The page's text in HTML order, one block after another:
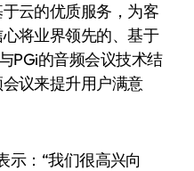
云的优质服务，为客
将业界领先的、基于
PGi的音频会议技术结
议来提升用户满意
示：“我们很高兴向